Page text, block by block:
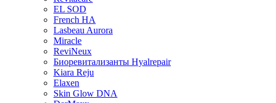
EL SOD
French HA
Lasbeau Aurora
Miracle
ReviNeux
Биоревитализанты Hyalrepair
Kiara Reju
Elaxen
Skin Glow DNA